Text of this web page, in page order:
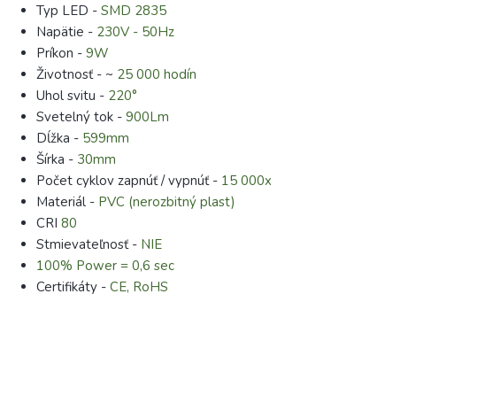
Typ LED - SMD 2835
Napätie - 230V - 50Hz
Príkon - 9W
Životnosť - ~ 25 000 hodín
Uhol svitu - 220°
Svetelný tok - 900Lm
Dĺžka - 599mm
Šírka - 30mm
Počet cyklov zapnúť / vypnúť - 15 000x
Materiál - PVC (nerozbitný plast)
CRI 80
Stmievateľnosť - NIE
100% Power = 0,6 sec
Certifikáty - CE, RoHS